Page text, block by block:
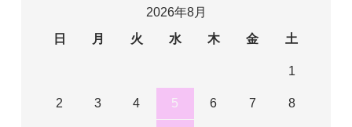
2026年8月
日
月 火 水 木 金 土
1
2 3 4 5 6 7 8